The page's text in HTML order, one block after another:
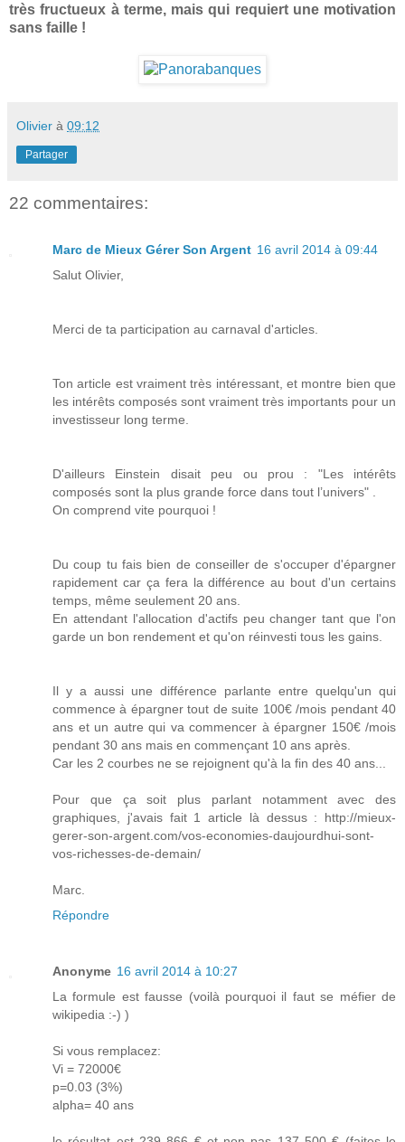
très fructueux à terme, mais qui requiert une motivation
sans faille !
Olivier à 09:12
Partager
22 commentaires:
Marc de Mieux Gérer Son Argent 16 avril 2014 à 09:44
Salut Olivier,
Merci de ta participation au carnaval d'articles.
Ton article est vraiment très intéressant, et montre bien que
les intérêts composés sont vraiment très importants pour un
investisseur long terme.
D'ailleurs Einstein disait peu ou prou : "Les intérêts
composés sont la plus grande force dans tout l’univers" .
On comprend vite pourquoi !
Du coup tu fais bien de conseiller de s'occuper d'épargner
rapidement car ça fera la différence au bout d'un certains
temps, même seulement 20 ans.
En attendant l'allocation d'actifs peu changer tant que l'on
garde un bon rendement et qu'on réinvesti tous les gains.
Il y a aussi une différence parlante entre quelqu'un qui
commence à épargner tout de suite 100€ /mois pendant 40
ans et un autre qui va commencer à épargner 150€ /mois
pendant 30 ans mais en commençant 10 ans après.
Car les 2 courbes ne se rejoignent qu'à la fin des 40 ans...
Pour que ça soit plus parlant notamment avec des
graphiques, j'avais fait 1 article là dessus : http://mieux-
gerer-son-argent.com/vos-economies-daujourdhui-sont-
vos-richesses-de-demain/
Marc.
Répondre
Anonyme 16 avril 2014 à 10:27
La formule est fausse (voilà pourquoi il faut se méfier de
wikipedia :-) )
Si vous remplacez:
Vi = 72000€
p=0.03 (3%)
alpha= 40 ans